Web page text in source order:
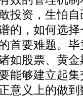
投资，生怕
的，如何选
首要难题。
如股票、黄
能够建立起
意义上的做